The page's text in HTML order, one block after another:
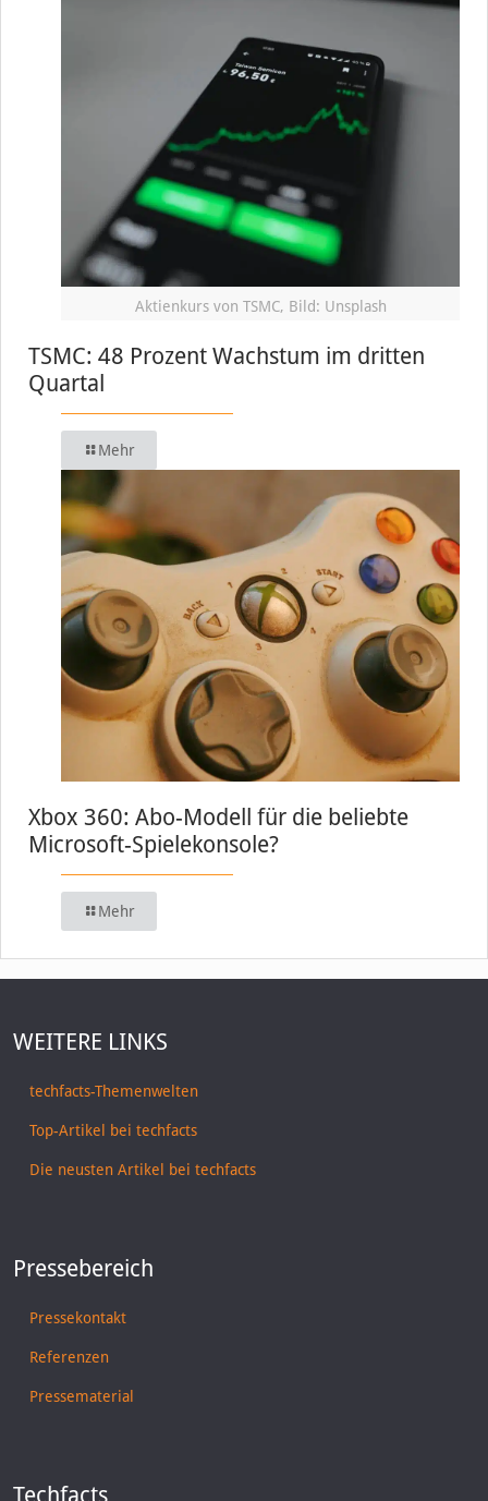
Aktienkurs von TSMC, Bild: Unsplash
TSMC: 48 Prozent Wachstum im dritten
Quartal
Mehr
Xbox 360: Abo-Modell für die beliebte
Microsoft-Spielekonsole?
Mehr
WEITERE LINKS
techfacts-Themenwelten
Top-Artikel bei techfacts
Die neusten Artikel bei techfacts
Pressebereich
Pressekontakt
Referenzen
Pressematerial
Techfacts